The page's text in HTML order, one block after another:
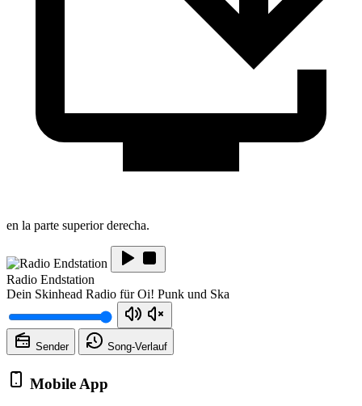
en la parte superior derecha.
Radio Endstation
Dein Skinhead Radio für Oi! Punk und Ska
Sender Song-Verlauf
Mobile App